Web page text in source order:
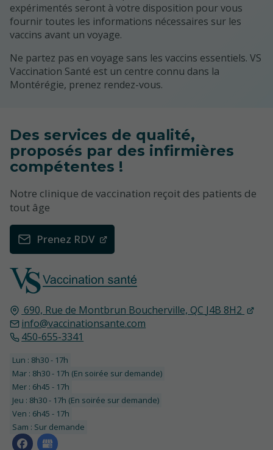
expérimentés seront à votre disposition pour vous
fournir toutes les informations nécessaires sur les
vaccins avant un voyage.
Ne partez pas en voyage sans les vaccins essentiels. VS
Vaccination Santé est un centre connu dans la
Montérégie, prenez rendez-vous.
690, Rue de Montbrun Boucherville, QC J4B 8H2
info@vaccinationsante.com
450-655-3341
Lun : 8h30 - 17h
Mar : 8h30 - 17h (En soirée sur demande)
Mer : 6h45 - 17h
Jeu : 8h30 - 17h (En soirée sur demande)
Ven : 6h45 - 17h
Sam : Sur demande
Des services de qualité,
proposés par des infirmières
compétentes !
Notre clinique de vaccination reçoit des patients de
tout âge
Prenez RDV